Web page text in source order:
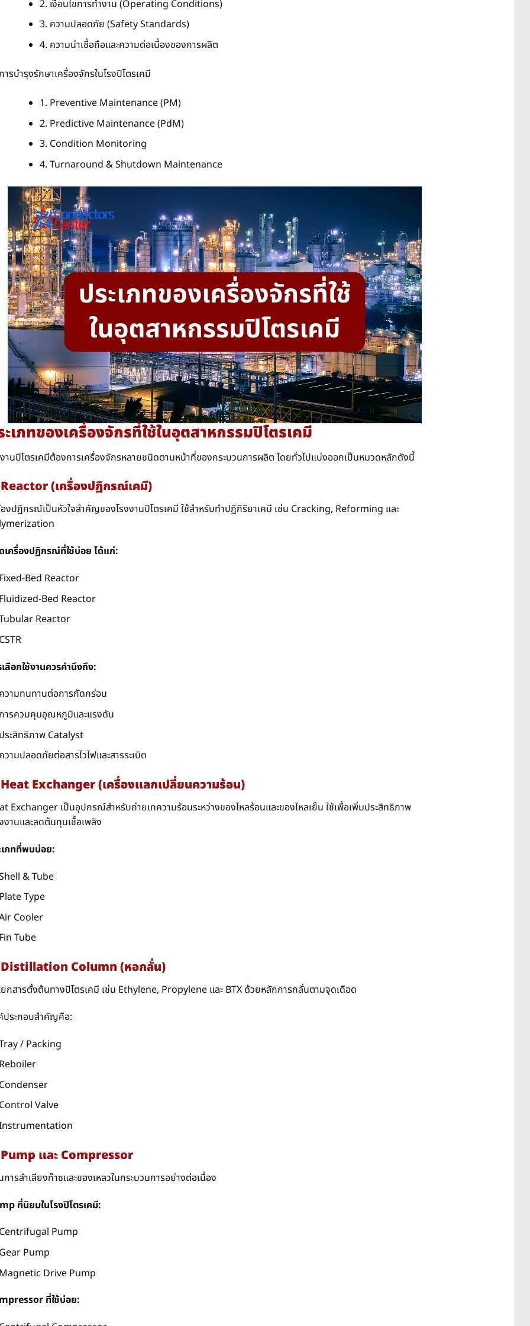
2. เงื่อนไขการทำงาน (Operating Conditions)
3. ความปลอดภัย (Safety Standards)
4. ความน่าเชื่อถือและความต่อเนื่องของการผลิต
การบำรุงรักษาเครื่องจักรในโรงปิโตรเคมี
1. Preventive Maintenance (PM)
2. Predictive Maintenance (PdM)
3. Condition Monitoring
4. Turnaround & Shutdown Maintenance
ะเภทของเครื่องจักรที่ใช้ในอุตสาหกรรมปิโตรเคมี
านปิโตรเคมีต้องการเครื่องจักรหลายชนิดตามหน้าที่ของกระบวนการผลิต โดยทั่วไปแบ่งออกเป็นหมวดหลักดังนี้
(เครื่องปฏิกรณ์เคมี)
องปฏิกรณ์เป็นหัวใจสำคัญของโรงงานปิโตรเคมี ใช้สำหรับทำปฏิกิริยาเคมี เช่น Cracking, Reforming และ
เครื่องปฏิกรณ์ที่ใช้บ่อย ได้แก่:
Fixed-Bed Reactor
Fluidized-Bed Reactor
Reactor
CSTR
เลือกใช้งานควรคำนึงถึง:
ความทนทานต่อการกัดกร่อน
การควบคุมอุณหภูมิและแรงดัน
ประสิทธิภาพ Catalyst
ความปลอดภัยต่อสารไวไฟและสารระเบิด
Exchanger (เครื่องแลกเปลี่ยนความร้อน)
Exchanger เป็นอุปกรณ์สำหรับถ่ายเทความร้อนระหว่างของไหลร้อนและของไหลเย็น ใช้เพื่อเพิ่มประสิทธิภาพ
านและลดต้นทุนเชื้อเพลิง
เภทที่พบบ่อย:
& Tube
Plate Type
Cooler
Fin Tube
Column (หอกลั่น)
กสารตั้งต้นทางปิโตรเคมี เช่น Ethylene, Propylene และ BTX ด้วยหลักการกลั่นตามจุดเดือด
ประกอบสำคัญคือ:
/ Packing
Reboiler
Condenser
Control Valve
และ Compressor
การลำเลียงก๊าซและของเหลวในกระบวนการอย่างต่อเนื่อง
ที่นิยมในโรงปิโตรเคมี:
Centrifugal Pump
Gear Pump
Magnetic Drive Pump
ที่ใช้บ่อย: